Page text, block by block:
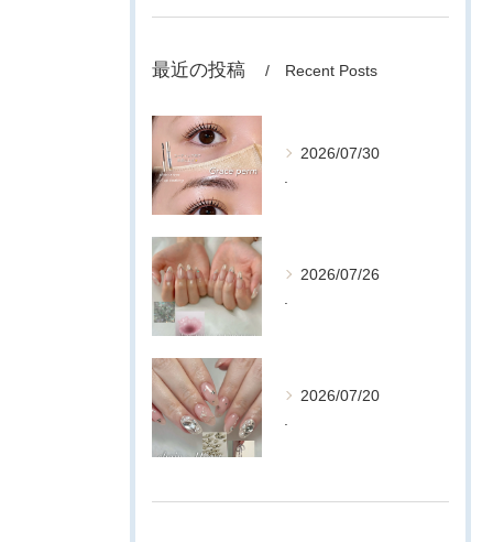
最近の投稿 Recent Posts
2026/07/30
2026/07/26
2026/07/20